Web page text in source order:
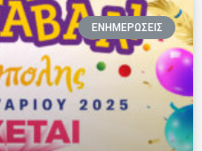
ΕΝΗΜΕΡΩΣΕΙΣ